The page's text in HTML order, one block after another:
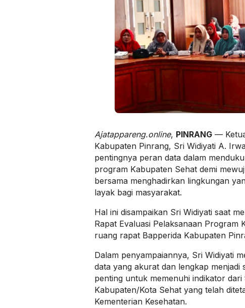
Ajatappareng.online, PINRANG —
Kabupaten Pinrang, Sri Widiyati A.
pentingnya peran data dalam
program Kabupaten Sehat demi
bersama menghadirkan lingkungan
layak bagi masyarakat.
Hal ini disampaikan Sri Widiyati saat
Rapat Evaluasi Pelaksanaan Program
ruang rapat Bapperida Kabupaten
Dalam penyampaiannya, Sri Widiyati
data yang akurat dan lengkap menjadi
penting untuk memenuhi indikator dari
Kabupaten/Kota Sehat yang telah
Kementerian Kesehatan.